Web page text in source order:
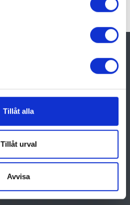
Tillåt alla
Tillåt urval
Avvisa
UPPTÄCK VÄRMLAND
Destinationer i Värmland